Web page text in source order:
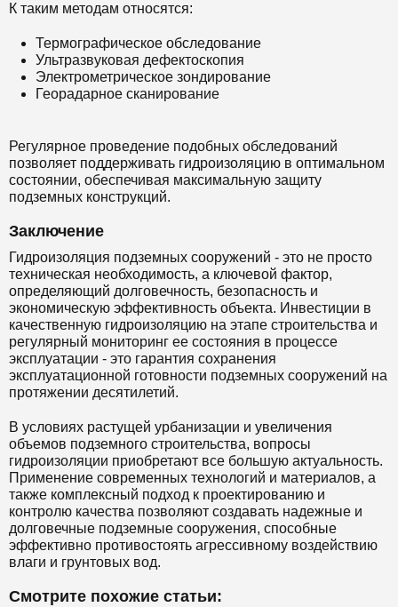
К таким методам относятся:
Термографическое обследование
Ультразвуковая дефектоскопия
Электрометрическое зондирование
Георадарное сканирование
Регулярное проведение подобных обследований
позволяет поддерживать гидроизоляцию в оптимальном
состоянии, обеспечивая максимальную защиту
подземных конструкций.
Заключение
Гидроизоляция подземных сооружений - это не просто
техническая необходимость, а ключевой фактор,
определяющий долговечность, безопасность и
экономическую эффективность объекта. Инвестиции в
качественную гидроизоляцию на этапе строительства и
регулярный мониторинг ее состояния в процессе
эксплуатации - это гарантия сохранения
эксплуатационной готовности подземных сооружений на
протяжении десятилетий.
В условиях растущей урбанизации и увеличения
объемов подземного строительства, вопросы
гидроизоляции приобретают все большую актуальность.
Применение современных технологий и материалов, а
также комплексный подход к проектированию и
контролю качества позволяют создавать надежные и
долговечные подземные сооружения, способные
эффективно противостоять агрессивному воздействию
влаги и грунтовых вод.
Смотрите похожие статьи: